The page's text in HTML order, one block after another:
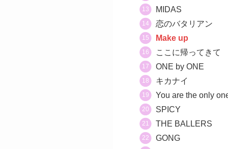
MIDAS
恋のバタリアン
Make up
ここに帰ってきて
ONE by ONE
キカナイ
You are the only
SPICY
THE BALLERS
GONG